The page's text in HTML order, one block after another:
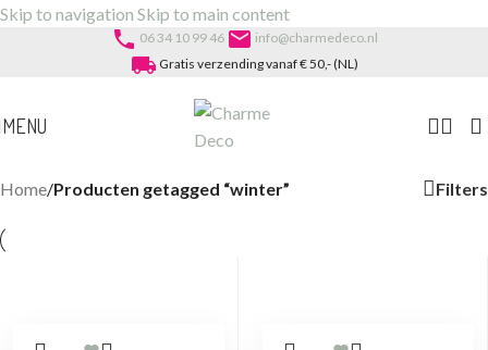
Skip to navigation Skip to main content
phone 06 34 10 99 46 email info@charmedeco.nl
local_shipping Gratis verzending vanaf € 50,- (NL)
MENU
Home/Producten getagged “winter” Filters